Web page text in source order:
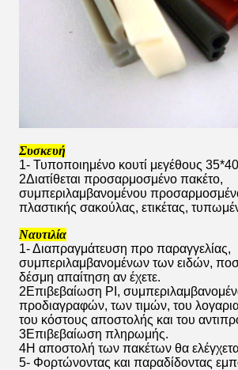
Συσκευή
1- Τυποποιημένο κουτί μεγέθους
2Διατίθεται προσαρμοσμένο πακέτο,
συμπεριλαμβανομένου
πλαστικής σακούλας, ετικέτας,
Ναυτιλία
1- Διαπραγμάτευση προ παραγγελίας,
συμπεριλαμβανομένων των ειδών,
δέσμη απαίτηση αν έχετε.
2Επιβεβαίωση PI,
προδιαγραφών, των τιμών, του
του κόστους αποστολής και του
3Επιβεβαίωση πληρωμής.
4Η αποστολή των πακέτων θα
5- Φορτώνοντας και παραδίδοντας